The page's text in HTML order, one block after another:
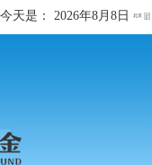
今天是： 2026年8月8日